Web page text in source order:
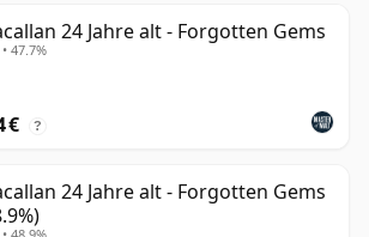
24 Jahre alt - Forgotten Gems
47.7%
€ ?
24 Jahre alt - Forgotten Gems